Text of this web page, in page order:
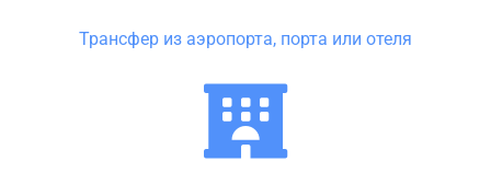
Трансфер из аэропорта, порта или отеля